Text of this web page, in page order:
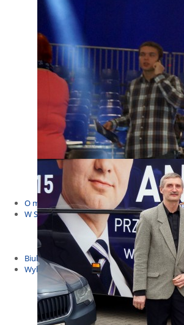
Konkursy 2014
Różne
Praca w kampanii
Sejmowe
Budżet Obywatelski 2021
Dla dzieci i młodzieży
Msze, marsze i wiece
KOLONIE 2022
Wybory samorządowe 2018
Dożynki 2014
EUROWYBORY 2019
Debaty i spotkania 2016
Debaty i spotkania 2019
wybory
Kolonie Stegna 2020
Spotkanie w Bronowie
WYJAZDY
O mnie
W Sejmie
Patroni Roku 2016
Św. Jan Paweł II Patronem Roku 2015
10.04.2014 - Czwarta Roczniica
Biuletyny
Wybory
Wybory samorządowe
Wybory parlamentarne
Wybory do Parlamentu Europejskiego
Wybory prezydenckie 2020